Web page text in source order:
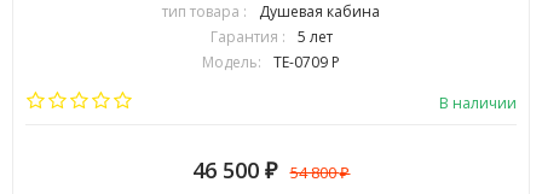
тип товара :
Душевая кабина
Гарантия :
5 лет
Модель:
TE-0709 P
В наличии
46 500 ₽ 54 800₽